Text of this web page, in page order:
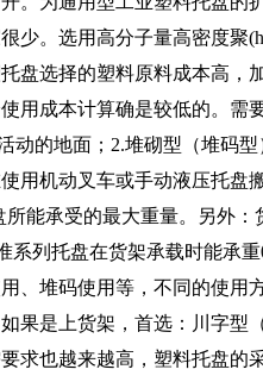
少。选用高分子量高密度聚
盘选择的塑料原料成本高
用成本计算确是较低的。需
的地面；2.堆砌型（堆码型
用机动叉车或手动液压托盘
能承受的最大重量。另外
列托盘在货架承载时能承重
、堆码使用等，不同的使
果是上货架，首选：川字型
求也越来越高，塑料托盘